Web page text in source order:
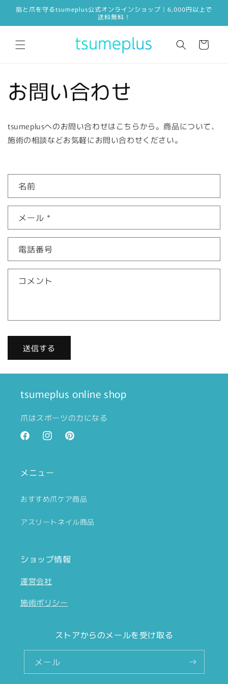
ンツに
指と爪を守るtsumeplus公式オンラインショップ｜6,000円以上で
送料無料！
ー
お問い合わせ
tsumeplusへのお問い合わせはこちらから。商品について、
施術の相談などお気軽にお問い合わせください。
い
わ
フ
ォ
名前
メール *
電話番号
コメント
送信する
tsumeplus online shop
爪はスポーツの力になる
FacebookInstagramPinterest
メニュー
おすすめ爪ケア商品
アスリートネイル商品
ショップ情報
運営会社
施術ポリシー
ストアからのメールを受け取る
メール